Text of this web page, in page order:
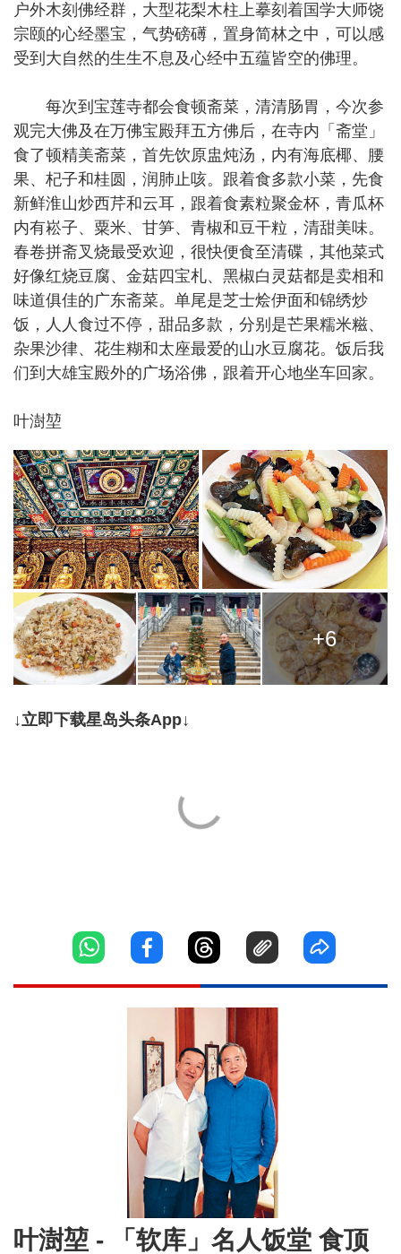
户外木刻佛经群，大型花梨木柱上摹刻着国学大师饶
宗颐的心经墨宝，气势磅礡，置身简林之中，可以感
受到大自然的生生不息及心经中五蕴皆空的佛理。
每次到宝莲寺都会食顿斋菜，清清肠胃，今次参
观完大佛及在万佛宝殿拜五方佛后，在寺内「斋堂」
食了顿精美斋菜，首先饮原盅炖汤，内有海底椰、腰
果、杞子和桂圆，润肺止咳。跟着食多款小菜，先食
新鲜淮山炒西芹和云耳，跟着食素粒聚金杯，青瓜杯
内有崧子、粟米、甘笋、青椒和豆干粒，清甜美味。
春卷拼斋叉烧最受欢迎，很快便食至清碟，其他菜式
好像红烧豆腐、金菇四宝札、黑椒白灵菇都是卖相和
味道俱佳的广东斋菜。单尾是芝士烩伊面和锦绣炒
饭，人人食过不停，甜品多款，分别是芒果糯米糍、
杂果沙律、花生糊和太座最爱的山水豆腐花。饭后我
们到大雄宝殿外的广场浴佛，跟着开心地坐车回家。
叶澍堃
+6
↓立即下载星岛头条App↓
叶澍堃 - 「软库」名人饭堂 食顶